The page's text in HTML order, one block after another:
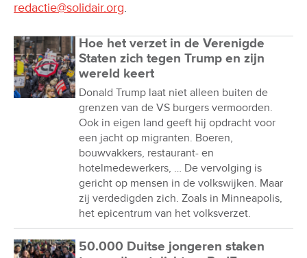
redactie@solidair.org.
Hoe het verzet in de Verenigde
Staten zich tegen Trump en zijn
wereld keert
Donald Trump laat niet alleen buiten de
grenzen van de VS burgers vermoorden.
Ook in eigen land geeft hij opdracht voor
een jacht op migranten. Boeren,
bouwvakkers, restaurant- en
hotelmedewerkers, … De vervolging is
gericht op mensen in de volkswijken. Maar
zij verdedigden zich. Zoals in Minneapolis,
het epicentrum van het volksverzet.
50.000 Duitse jongeren staken